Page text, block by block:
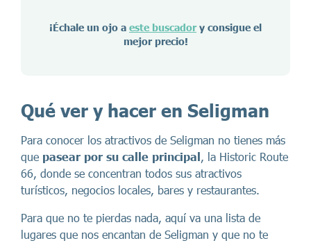
¡Échale un ojo a este buscador y consigue el
mejor precio!
Qué ver y hacer en Seligman
Para conocer los atractivos de Seligman no tienes más
que pasear por su calle principal, la Historic Route
66, donde se concentran todos sus atractivos
turísticos, negocios locales, bares y restaurantes.
Para que no te pierdas nada, aquí va una lista de
lugares que nos encantan de Seligman y que no te